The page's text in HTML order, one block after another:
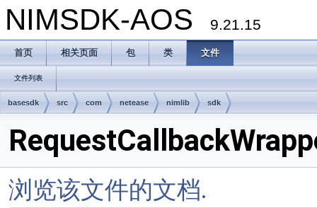
NIMSDK-AOS 9.21.15
首页 相关页面 包 类 文件
文件列表
basesdk src com netease nimlib sdk
浏览该文件的文档.